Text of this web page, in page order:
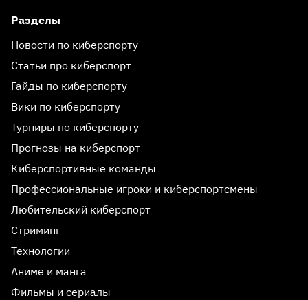
Разделы
Новости по киберспорту
Статьи про киберспорт
Гайды по киберспорту
Вики по киберспорту
Турниры по киберспорту
Прогнозы на киберспорт
Киберспортивные команды
Профессиональные игроки и киберспортсмены
Любительский киберспорт
Стриминг
Технологии
Аниме и манга
Фильмы и сериалы